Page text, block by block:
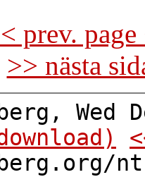
prev.
>> nästa
Wed